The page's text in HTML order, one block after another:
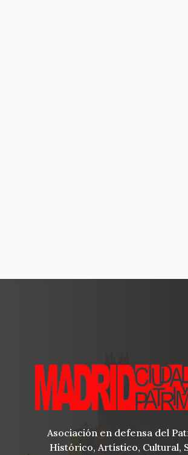
Asociación en defensa del
Histórico, Artístico, Cultural,